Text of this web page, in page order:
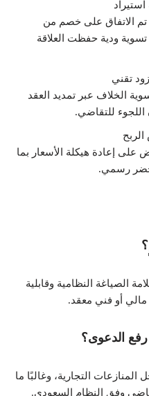
تم الاتفاق على خصم من
تسوية ودية حفظت العلاقة
تقني
الخلاف عبر تمديد العقد
للتقاضي.
على إعادة هيكلة الأسعار بما
رسمي.
الصياغة النظامية وقابلية
مالي أو فني معقد.
رفع الدعوى؟
التجارية، وغالبًا ما
وفق النظام السعودي.